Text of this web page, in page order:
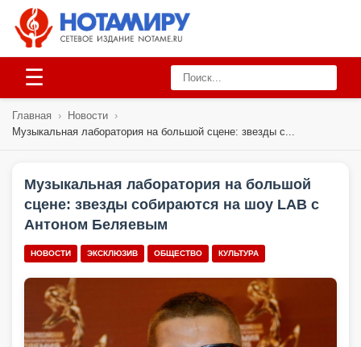
☰
Главная › Новости ›
Музыкальная лаборатория на большой сцене: звезды с...
Музыкальная лаборатория на большой
сцене: звезды собираются на шоу LAB с
Антоном Беляевым
НОВОСТИ ЭКСКЛЮЗИВ ОБЩЕСТВО КУЛЬТУРА